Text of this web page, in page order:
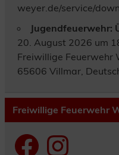
weyer.de/service/
Jugendfeuerwehr:
20. August 2026 um
Freiwillige Feuerwehr
65606 Villmar,
Freiwillige Feuerwehr
FacebookInstagram